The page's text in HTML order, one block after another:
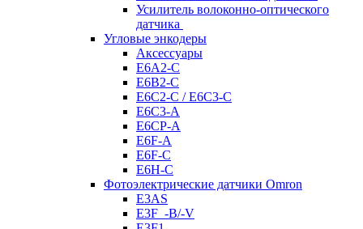
Усилитель волоконно-оптического
датчика
Угловые энкодеры
Аксессуары
E6A2-C
E6B2-C
E6C2-C / E6C3-C
E6C3-A
E6CP-A
E6F-A
E6F-C
E6H-C
Фотоэлектрические датчики Omron
E3AS
E3F_-B/-V